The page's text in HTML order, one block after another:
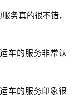
务真的很不错，
车的服务非常认
车的服务印象很